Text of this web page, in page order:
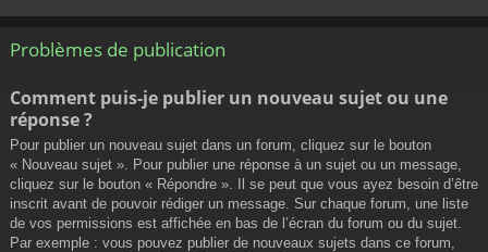
Problèmes de publication
Comment puis-je publier un nouveau sujet ou une
réponse ?
Pour publier un nouveau sujet dans un forum, cliquez sur le bouton
« Nouveau sujet ». Pour publier une réponse à un sujet ou un message,
cliquez sur le bouton « Répondre ». Il se peut que vous ayez besoin d’être
inscrit avant de pouvoir rédiger un message. Sur chaque forum, une liste
de vos permissions est affichée en bas de l’écran du forum ou du sujet.
Par exemple : vous pouvez publier de nouveaux sujets dans ce forum,